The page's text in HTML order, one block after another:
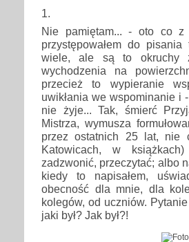
1.
Nie pamiętam... - oto co z
przystępowałem do
wiele, ale są to okruchy
wychodzenia na
przecież to wypieranie
uwikłania we wspominanie i
nie żyje... Tak, śmierć
Mistrza, wymusza
przez ostatnich 25 lat, nie
Katowicach, w
zadzwonić, przeczytać; albo
kiedy to napisałem,
obecność dla mnie, dla
kolegów, od uczniów.
jaki był? Jak był?!